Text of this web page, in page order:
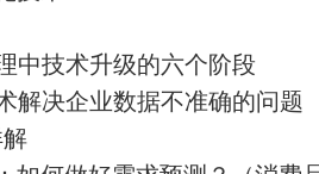
中技术升级的六个阶段
解决企业数据不准确的问题